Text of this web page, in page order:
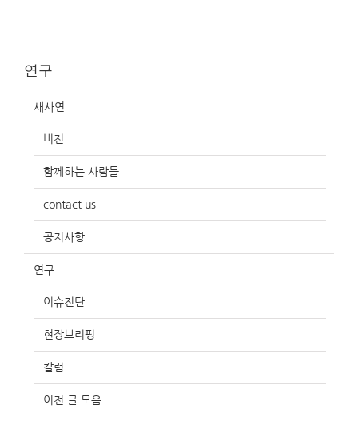
연구
새사연
비전
함께하는 사람들
contact us
공지사항
연구
이슈진단
현장브리핑
칼럼
이전 글 모음